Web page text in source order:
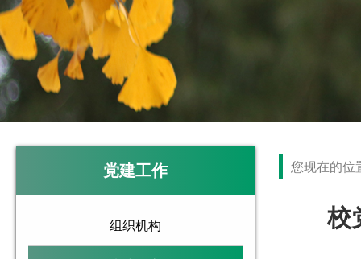
党建工作
组织机构
您现在的位
校